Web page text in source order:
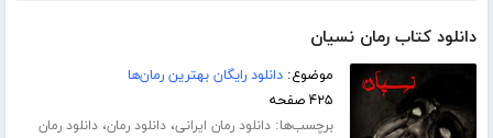
دانلود کتاب رمان نسیان
موضوع:دانلود رایگان بهترین رمان‌ها
۴۲۵ صفحه
برچسب‌ها:دانلود رمان ایرانی،دانلود رمان،دانلود رمان